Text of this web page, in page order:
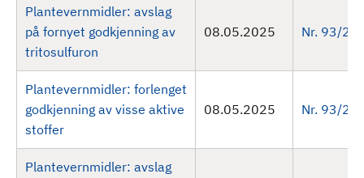
Plantevernmidler: avslag
på fornyet godkjenning av
tritosulfuron
08.05.2025 Nr. 93/
Plantevernmidler: forlenget
godkjenning av visse aktive
stoffer
08.05.2025 Nr. 93/
Plantevernmidler: avslag